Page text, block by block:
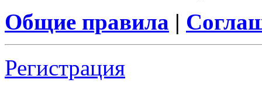
Общие правила |
Регистрация